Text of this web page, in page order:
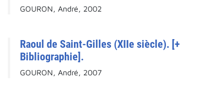
GOURON, André, 2002
Raoul de Saint-Gilles (XIIe siècle). [+
Bibliographie].
GOURON, André, 2007